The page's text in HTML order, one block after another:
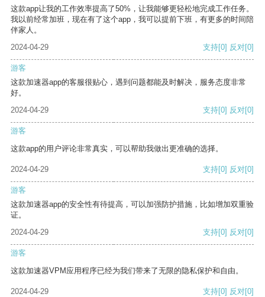
这款app让我的工作效率提高了50%，让我能够更轻松地完成工作任务。
我以前经常加班，现在有了这个app，我可以提前下班，有更多的时间陪
伴家人。
2024-04-29
支持[0] 反对[0]
游客
这款加速器app的客服很贴心，遇到问题都能及时解决，服务态度非常
好。
2024-04-29
支持[0] 反对[0]
游客
这款app的用户评论非常真实，可以帮助我做出更准确的选择。
2024-04-29 支持[0] 反对[0]
游客
这款加速器app的安全性有待提高，可以加强防护措施，比如增加双重验
证。
2024-04-29
支持[0] 反对[0]
游客
这款加速器VPM应用程序已经为我们带来了无限的隐私保护和自由。
2024-04-29 支持[0] 反对[0]